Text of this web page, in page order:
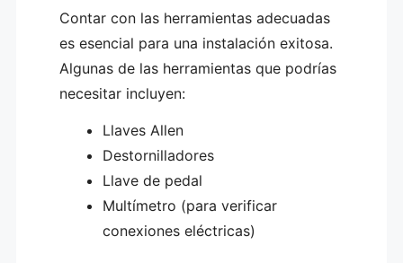
Contar con las herramientas adecuadas
es esencial para una instalación exitosa.
Algunas de las herramientas que podrías
necesitar incluyen:
Llaves Allen
Destornilladores
Llave de pedal
Multímetro (para verificar
conexiones eléctricas)